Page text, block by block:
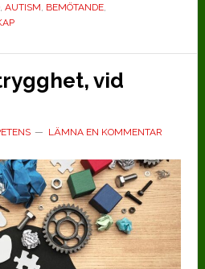
får
lida
AUTISM BEMÖTANDE,
vid
LÄMNA EN KOMMENTAR